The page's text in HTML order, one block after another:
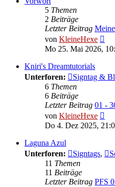
5 Themen
2 Beiträge
Letzter Beitrag
von KleineHexe
Mo 25. Mai 2026,
Kniri's Dreamtutorials
Unterforen:
Signtag &
6 Themen
6 Beiträge
Letzter Beitrag 01 -
von KleineHexe
Do 4. Dez 2025,
Laguna Azul
Unterforen:
Signtags,
11 Themen
11 Beiträge
Letzter Beitrag PFS